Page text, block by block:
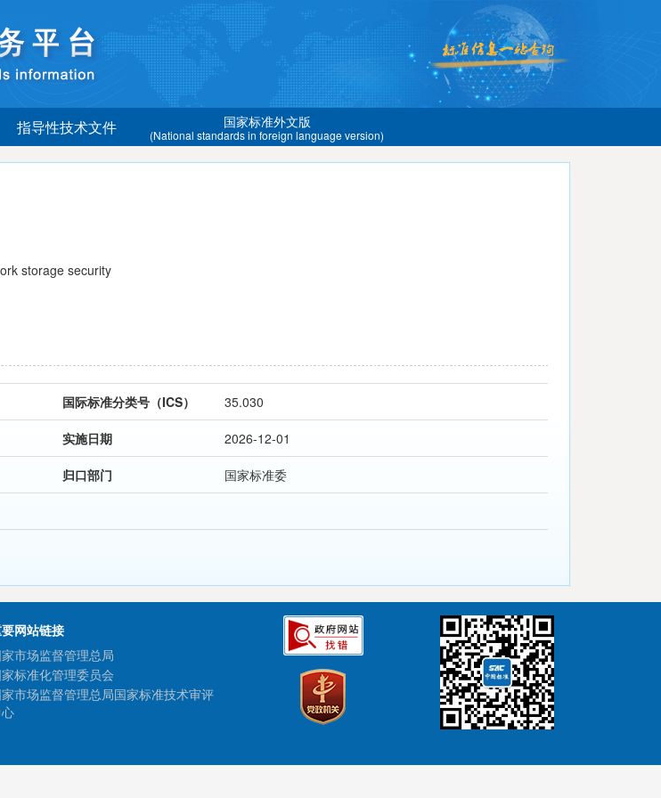
指导性技术文件 国家标准外文版
(National standards in foreign language version)
storage security
国际标准分类号（ICS） 35.030
实施日期 2026-12-01
归口部门 国家标准委
网站链接
家市场监督管理总局
家标准化管理委员会
家市场监督管理总局国家标准技术审评